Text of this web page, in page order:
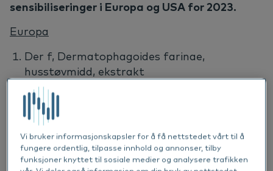
sensibiliseringer i Europa og USA for 2023.
Europa
Der f, Dermatophagoides farinae,
husstøvmidd, ekstrakt
Api m 1, Apis mellifera,
Api m, Apis mellifera,
ekstrakt
Tyr p 2, Tyrophagus putrescentiae,
lagringsmidd, NPC2
Vi bruker informasjonskapsler for å få nettstedet vårt til å
fungere ordentlig, tilpasse innhold og annonser, tilby
funksjoner knyttet til sosiale medier og analysere trafikken